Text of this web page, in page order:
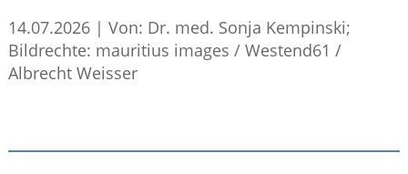
14.07.2026 | Von: Dr. med. Sonja Kempinski;
Bildrechte: mauritius images / Westend61 /
Albrecht Weisser